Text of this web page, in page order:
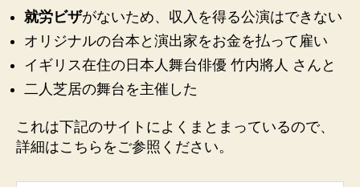
就労ビザがないため、収入を得る公演はできない
オリジナルの台本と演出家をお金を払って雇い
イギリス在住の日本人舞台俳優 竹内將人 さんと
二人芝居の舞台を主催した
これは下記のサイトによくまとまっているので、
詳細はこちらをご参照ください。